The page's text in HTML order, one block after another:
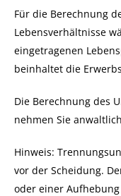
Für die Berechnung
Lebensverhältnisse
eingetragenen
beinhaltet die
Die Berechnung des
nehmen Sie
Hinweis:
vor der Scheidung.
oder einer